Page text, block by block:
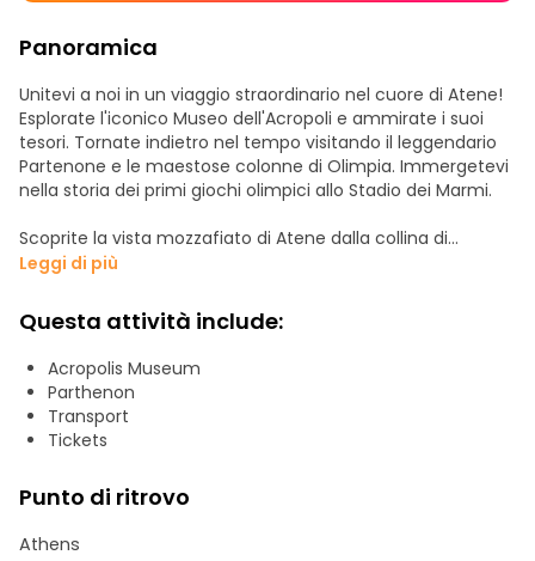
Panoramica
Unitevi a noi in un viaggio straordinario nel cuore di Atene!
Esplorate l'iconico Museo dell'Acropoli e ammirate i suoi
tesori. Tornate indietro nel tempo visitando il leggendario
Partenone e le maestose colonne di Olimpia. Immergetevi
nella storia dei primi giochi olimpici allo Stadio dei Marmi.
Scoprite la vista mozzafiato di Atene dalla collina di
Licabetto. Scoprite la vibrante cultura greca al Parlamento,
Tempio di Poseidone. Non perdetevi questa incredibile
avventura! Prenotate subito il vostro posto.
Leggi di più
Questa attività include:
Acropolis Museum
Parthenon
Transport
Tickets
Punto di ritrovo
Athens